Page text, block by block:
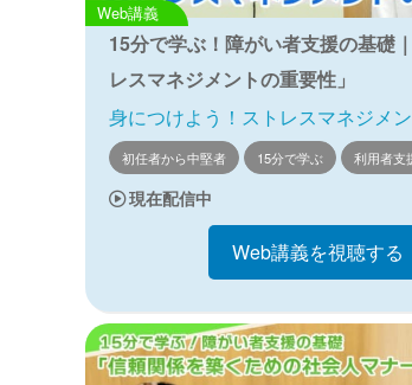
Web講義
15分で学ぶ！障がい者支援の基礎
レスマネジメントの重要性」
身につけよう！ストレスマネジメ
初任者から中堅者 15分で学ぶ 利用者支
現在配信中
Web講義を視聴する